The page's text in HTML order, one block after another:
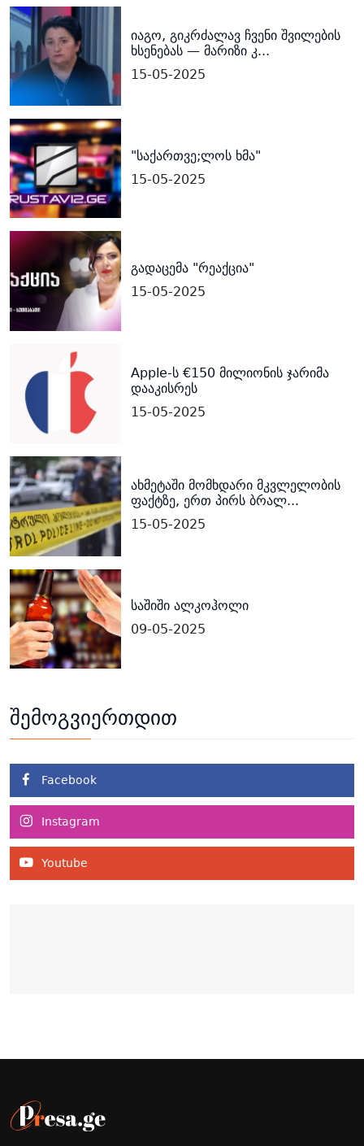
იაგო, გიკრძალავ ჩვენი შვილების
ხსენებას — მარიზი კ...
15-05-2025
"საქართვე;ლოს ხმა"
15-05-2025
გადაცემა "რეაქცია"
15-05-2025
Apple-ს €150 მილიონის ჯარიმა
დააკისრეს
15-05-2025
ახმეტაში მომხდარი მკვლელობის
ფაქტზე, ერთ პირს ბრალ...
15-05-2025
საშიში ალკოჰოლი
09-05-2025
შემოგვიერთდით
Facebook
Instagram
Youtube